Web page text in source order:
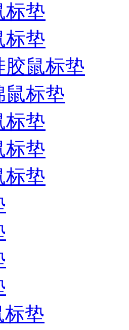
标垫
标垫
胶鼠标垫
鼠标垫
标垫
标垫
标垫
垫